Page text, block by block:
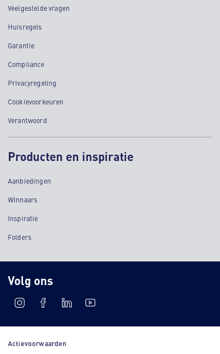
Veelgestelde vragen
Huisregels
Garantie
Compliance
Privacyregeling
Cookievoorkeuren
Verantwoord
Producten en inspiratie
Aanbiedingen
Winnaars
Inspiratie
Folders
Volg ons
Actievoorwaarden